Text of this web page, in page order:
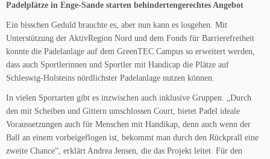
Padelplätze in Enge-Sande starten behindertengerechtes Angebot
Ein bisschen Geduld brauchte es, aber nun kann es losgehen. Mit
Unterstützung der AktivRegion Nord und dem Fonds für Barrierefreiheit
konnte die Padelanlage auf dem GreenTEC Campus so erweitert werden,
dass auch Sportlerinnen und Sportler mit Handicap die Plätze auf
Schleswig-Holsteins nördlichster Padelanlage nutzen können.
In vielen Sportarten gibt es inzwischen auch inklusive Gruppen. „Durch
den mit Scheiben und Gittern umschlossen Court, bietet Padel ideale
Voraussetzungen auch für Menschen mit Handikap, denn auch wenn der
Ball an einem vorbeigeflogen ist, bekommt man durch den Rückprall eine
zweite Chance“, erklärt Andrea Jensen, die das Projekt leitet. Für den